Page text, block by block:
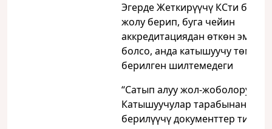
Эгерде Жеткирүүчү КСти
жолу берип, буга чейин
аккредитациядан өткөн эмес
болсо, анда катышуучу
берилген шилтемедеги
“Сатып алуу жол-жоболоруна
Катышуучулар тарабынан
берилүүчү документтер